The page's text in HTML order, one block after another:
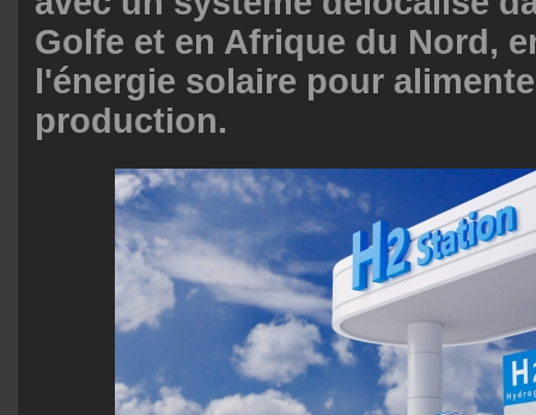
Golfe et en Afrique du Nord,
l'énergie solaire pour
production.